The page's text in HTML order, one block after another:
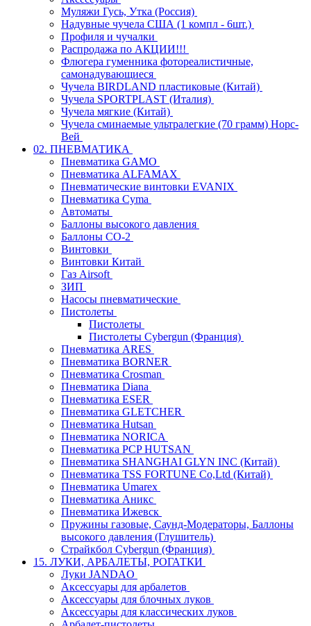
Муляжи Гусь, Утка (Россия)
Надувные чучела США (1 компл - 6шт.)
Профиля и чучалки
Распродажа по АКЦИИ!!!
Флюгера гуменника фотореалистичные,
самонадувающиеся
Чучела BIRDLAND пластиковые (Китай)
Чучела SPORTPLAST (Италия)
Чучела мягкие (Китай)
Чучела сминаемые ультралегкие (70 грамм) Норс-
Вей
02. ПНЕВМАТИКА
Пневматика GAMO
Пневматика ALFAMAX
Пневматические винтовки EVANIX
Пневматика Cyma
Автоматы
Баллоны высокого давления
Баллоны СО-2
Винтовки
Винтовки Китай
Газ Airsoft
ЗИП
Насосы пневматические
Пистолеты
Пистолеты
Пистолеты Cybergun (Франция)
Пневматика ARES
Пневматика BORNER
Пневматика Crosman
Пневматика Diana
Пневматика ESER
Пневматика GLETCHER
Пневматика Hutsan
Пневматика NORICA
Пневматика PCP HUTSAN
Пневматика SHANGHAI GLYN INC (Китай)
Пневматика TSS FORTUNE Co,Ltd (Китай)
Пневматика Umarex
Пневматика Аникс
Пневматика Ижевск
Пружины газовые, Саунд-Модераторы, Баллоны
высокого давления (Глушитель)
Страйкбол Cybergun (Франция)
15. ЛУКИ, АРБАЛЕТЫ, РОГАТКИ
Луки JANDAO
Аксессуары для арбалетов
Аксессуары для блочных луков
Аксессуары для классических луков